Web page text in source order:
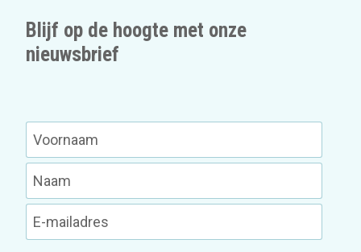
Blijf op de hoogte met onze
nieuwsbrief